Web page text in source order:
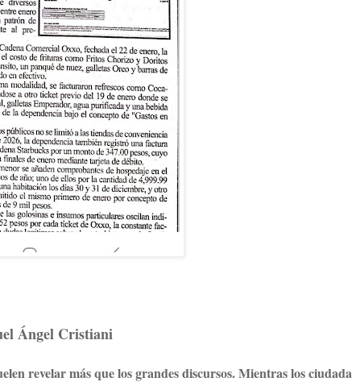
Ángel Cristiani
revelar más que los grandes discursos. Mientras los